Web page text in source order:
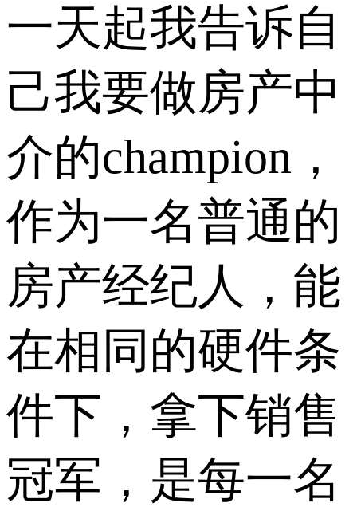
一天起我告诉自
己我要做房产中
介的champion，
作为一名普通的
房产经纪人，能
在相同的硬件条
件下，拿下销售
冠军，是每一名